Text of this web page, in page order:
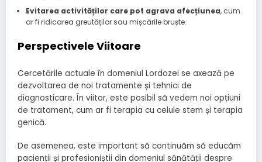
Evitarea activităților care pot agrava afecțiunea, cum
ar fi ridicarea greutăților sau mișcările bruște.
Perspectivele Viitoare
Cercetările actuale în domeniul Lordozei se axează pe
dezvoltarea de noi tratamente și tehnici de
diagnosticare. În viitor, este posibil să vedem noi opțiuni
de tratament, cum ar fi terapia cu celule stem și terapia
genică.
De asemenea, este important să continuăm să educăm
pacienții și profesioniștii din domeniul sănătății despre